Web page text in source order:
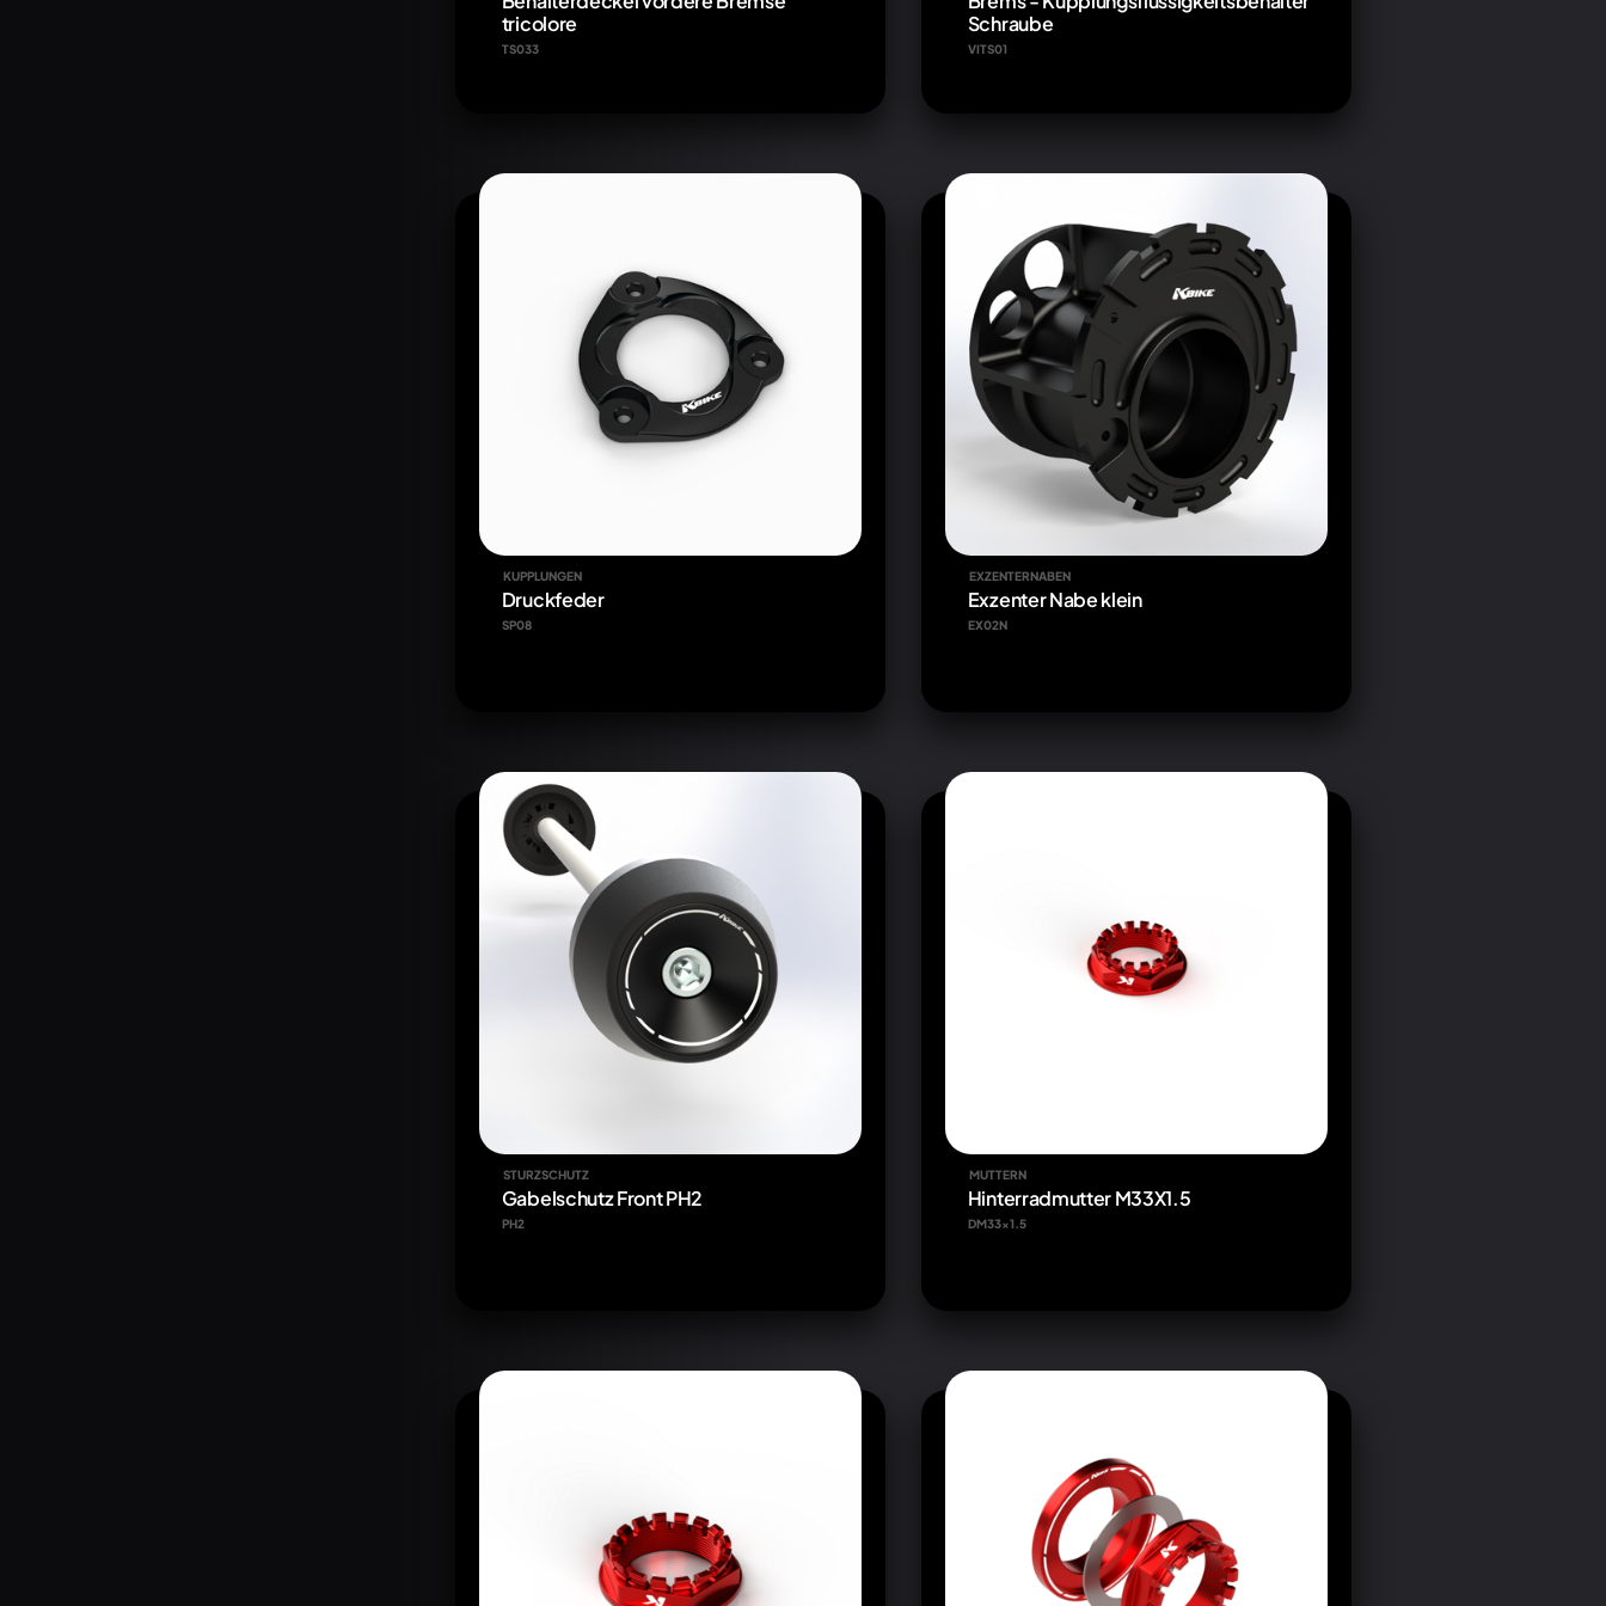
tricolore
TS033
Schraube
VITS01
KUPPLUNGEN
Druckfeder
SP08
EXZENTERNABEN
Exzenter Nabe klein
EX02N
STURZSCHUTZ
Gabelschutz Front PH2
PH2
MUTTERN
Hinterradmutter M33X1.5
DM33x1.5